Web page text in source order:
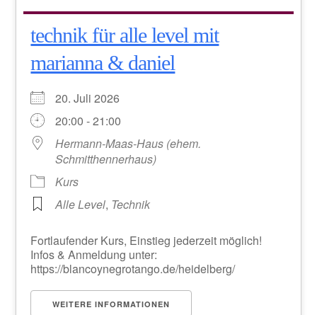
technik für alle level mit
marianna & daniel
20. Juli 2026
20:00 - 21:00
Hermann-Maas-Haus (ehem.
Schmitthennerhaus)
Kurs
Alle Level, Technik
Fortlaufender Kurs, Einstieg jederzeit möglich!
Infos & Anmeldung unter:
https://blancoynegrotango.de/heidelberg/
WEITERE INFORMATIONEN